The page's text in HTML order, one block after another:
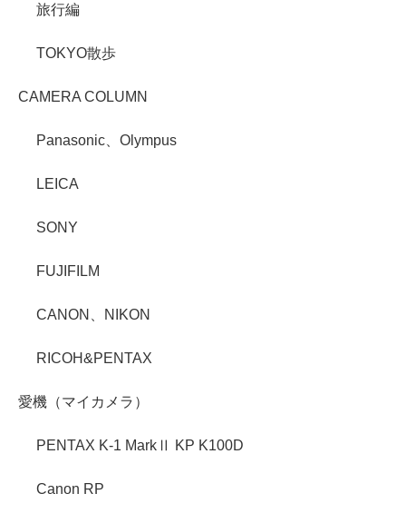
旅行編
TOKYO散歩
CAMERA COLUMN
Panasonic、Olympus
LEICA
SONY
FUJIFILM
CANON、NIKON
RICOH&PENTAX
愛機（マイカメラ）
PENTAX K-1 MarkⅡ KP K100D
Canon RP